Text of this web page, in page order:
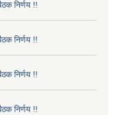
निर्णय !!
निर्णय !!
निर्णय !!
निर्णय !!